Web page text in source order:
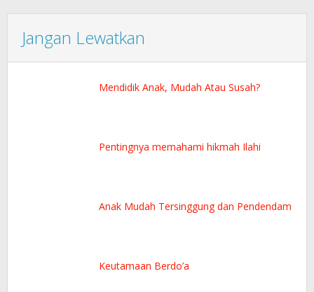
Jangan Lewatkan
Mendidik Anak, Mudah Atau Susah?
Pentingnya memahami hikmah Ilahi
Anak Mudah Tersinggung dan Pendendam
Keutamaan Berdo’a